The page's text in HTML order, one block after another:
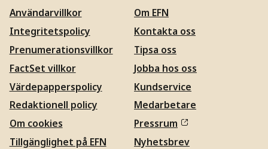
Användarvillkor
Integritetspolicy
Prenumerationsvillkor
FactSet villkor
Värdepapperspolicy
Redaktionell policy
Om cookies
Tillgänglighet på EFN
Om EFN
Kontakta oss
Tipsa oss
Jobba hos oss
Kundservice
Medarbetare
Pressrum
Nyhetsbrev